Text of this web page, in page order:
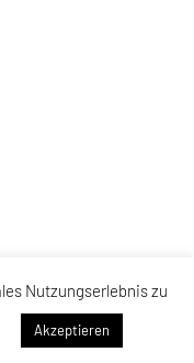
Nutzungserlebnis zu
Akzeptieren